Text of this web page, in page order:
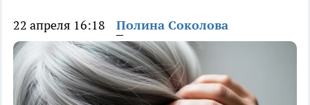
22 апреля 16:18 Полина Соколова